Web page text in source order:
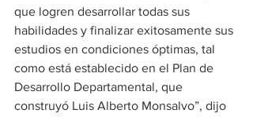
que logren desarrollar todas sus
habilidades y finalizar exitosamente sus
estudios en condiciones óptimas, tal
como está establecido en el Plan de
Desarrollo Departamental, que
construyó Luis Alberto Monsalvo”, dijo